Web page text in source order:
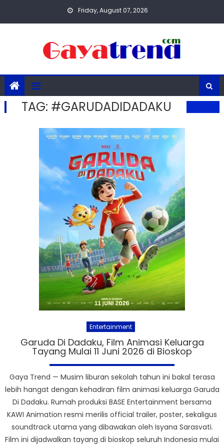
Friday, August 07, 2026
TAG: #GARUDADIDADAKU
Entertainment
Garuda Di Dadaku, Film Animasi Keluarga
Tayang Mulai 11 Juni 2026 di Bioskop
Gaya Trend — Musim liburan sekolah tahun ini bakal terasa
lebih hangat dengan kehadiran film animasi keluarga Garuda
Di Dadaku. Rumah produksi BASE Entertainment bersama
KAWI Animation resmi merilis official trailer, poster, sekaligus
soundtrack utama yang dibawakan oleh Isyana Sarasvati.
Film ini dijadwalkan tayang di bioskop seluruh Indonesia mulai